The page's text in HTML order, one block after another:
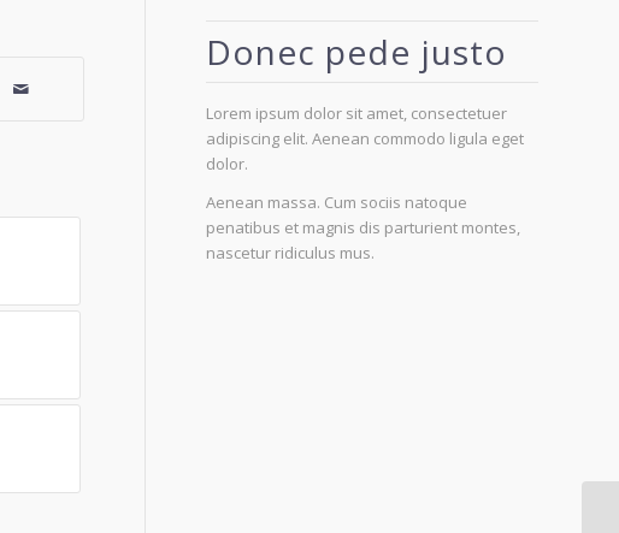
Donec pede justo
Lorem ipsum dolor sit amet, consectetuer
adipiscing elit. Aenean commodo ligula eget
dolor.
Aenean massa. Cum sociis natoque
penatibus et magnis dis parturient montes,
nascetur ridiculus mus.